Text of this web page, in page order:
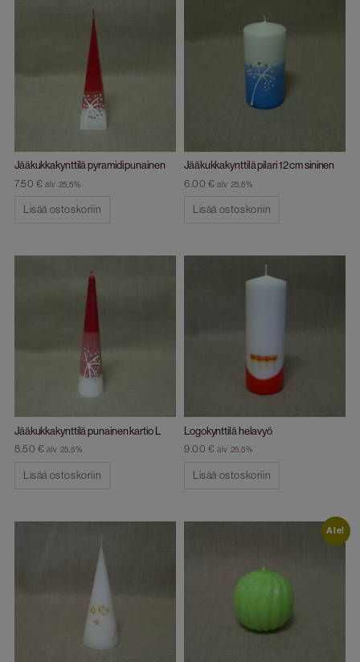
Jääkukkakynttilä pyramidi punainen
7.50 € alv 25,5%
Lisää ostoskoriin
Jääkukkakynttilä pilari 12 cm sininen
6.00 € alv 25,5%
Lisää ostoskoriin
Jääkukkakynttilä punainen kartio L
8.50 € alv 25,5%
Lisää ostoskoriin
Logokynttilä helavyö
9.00 € alv 25,5%
Lisää ostoskoriin
Ale!